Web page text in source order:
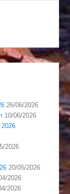
26/06/2026
10/06/2026
2026
20/05/2026
2026
2026